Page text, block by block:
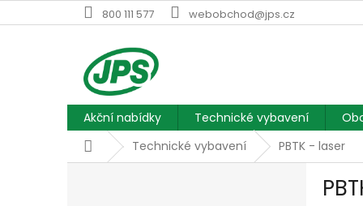
na
800 111 577 webobchod@jps.cz
Akční nabídky Technické vybavení
DomůTechnické vybavení PBTK - laser